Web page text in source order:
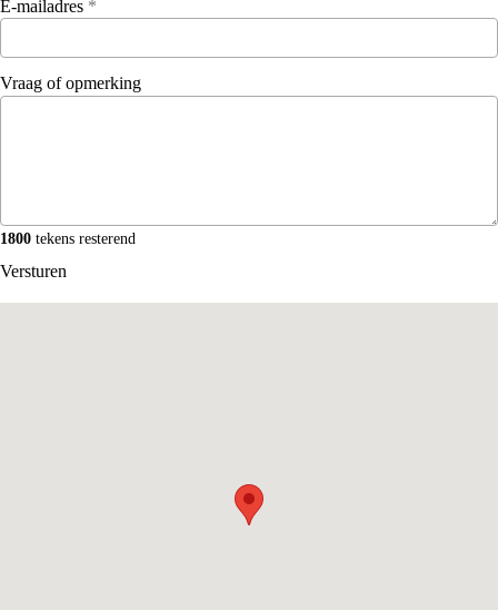
E-mailadres *
Vraag of opmerking
1800 tekens resterend
Versturen